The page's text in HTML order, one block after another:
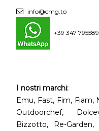
info@cmg.to
+39 347
I nostri marchi:
Emu, Fast, Fim, Fiam,
Outdoorchef,
Bizzotto, Re-